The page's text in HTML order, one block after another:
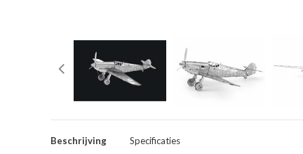
Beschrijving Specificaties